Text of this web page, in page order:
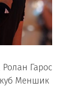
Гарос
Меншик